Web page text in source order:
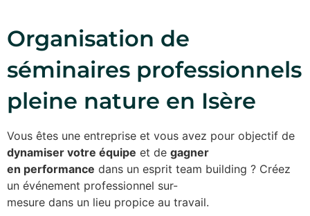
Organisation de
séminaires professionnels
pleine nature en Isère
Vous êtes une entreprise et vous avez pour objectif de
dynamiser votre équipe et de gagner
en performance dans un esprit team building ? Créez
un événement professionnel sur-
mesure dans un lieu propice au travail.